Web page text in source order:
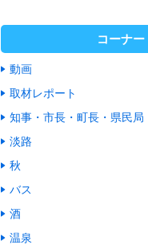
コーナー
動画
取材レポート
知事・市長・町長・県民局
淡路
秋
バス
酒
温泉